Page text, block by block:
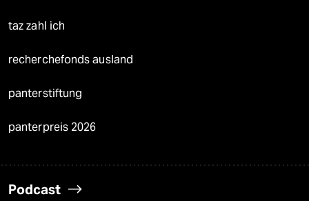
taz zahl ich
recherchefonds ausland
panterstiftung
panterpreis 2026
Podcast